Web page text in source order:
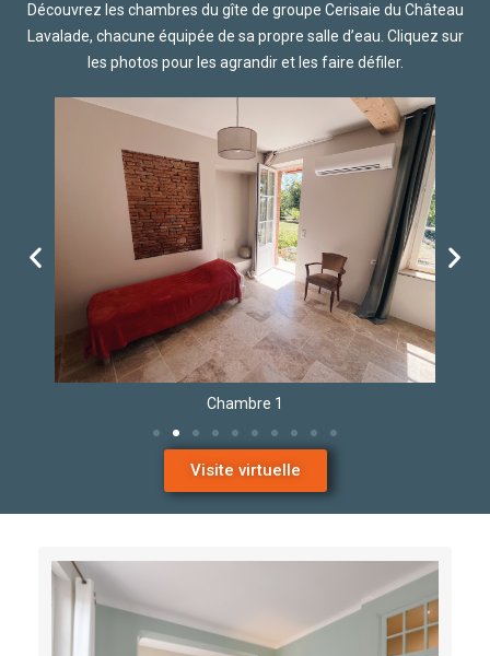
Découvrez les chambres du gîte de groupe Cerisaie du Château
Lavalade, chacune équipée de sa propre salle d’eau. Cliquez sur
les photos pour les agrandir et les faire défiler.
Chambre 1
Visite virtuelle